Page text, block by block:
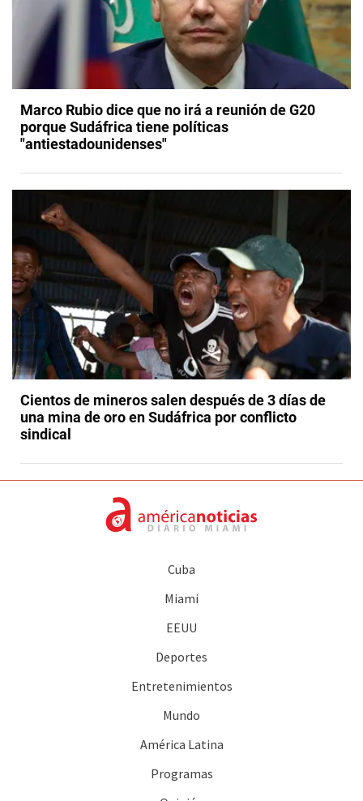
Marco Rubio dice que no irá a reunión de G20
porque Sudáfrica tiene políticas
"antiestadounidenses"
Cientos de mineros salen después de 3 días de
una mina de oro en Sudáfrica por conflicto
sindical
Cuba
Miami
EEUU
Deportes
Entretenimientos
Mundo
América Latina
Programas